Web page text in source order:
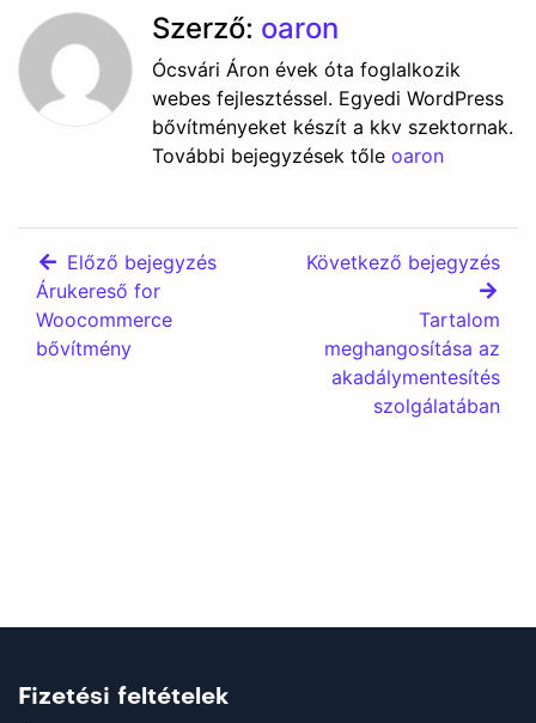
Woocommerce
bővítmény
akadálymentesítés
szolgálatában
Fizetési feltételek